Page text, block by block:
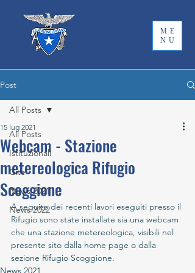
ME
NU
Post
All Posts
Istituzionali
Gite
News 2021
News 2022
All Posts
Webcam - Stazione
metereologica Rifugio
Scoggione
15 lug 2021
A seguito dei recenti lavori eseguiti presso il
Rifugio sono state installate sia una webcam
che una stazione metereologica, visibili nel
presente sito dalla home page o dalla
sezione Rifugio Scoggione.
News 2021